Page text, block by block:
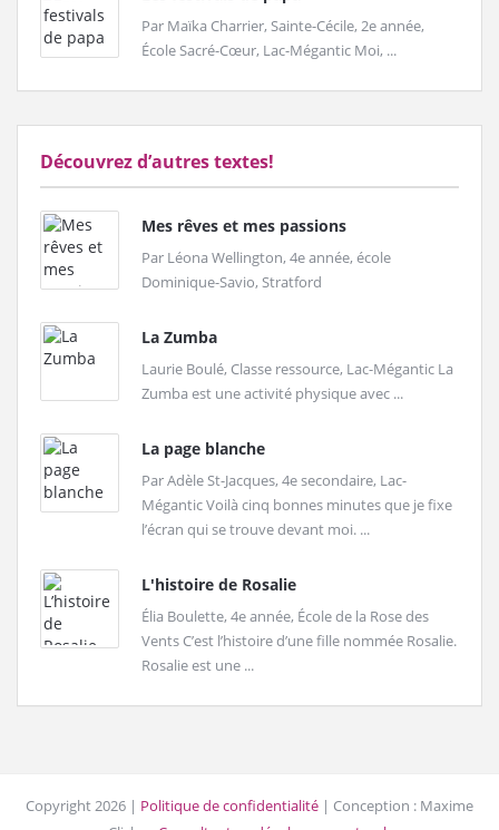
Par Maïka Charrier, Sainte-Cécile, 2e année,
École Sacré-Cœur, Lac-Mégantic Moi, ...
Découvrez d’autres textes!
Mes rêves et mes passions
Par Léona Wellington, 4e année, école
Dominique-Savio, Stratford
La Zumba
Laurie Boulé, Classe ressource, Lac-Mégantic La
Zumba est une activité physique avec ...
La page blanche
Par Adèle St-Jacques, 4e secondaire, Lac-
Mégantic Voilà cinq bonnes minutes que je fixe
l’écran qui se trouve devant moi. ...
L'histoire de Rosalie
Élia Boulette, 4e année, École de la Rose des
Vents C’est l’histoire d’une fille nommée Rosalie.
Rosalie est une ...
Copyright 2026 | Politique de confidentialité | Conception : Maxime